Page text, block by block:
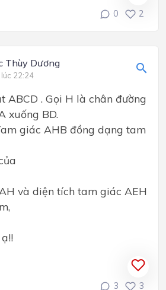
0 2
Thùy Dương
22:24
ABCD . Gọi H là chân đường
xuống BD.
giác AHB đồng dạng tam
và diện tích tam giác AEH
3 3